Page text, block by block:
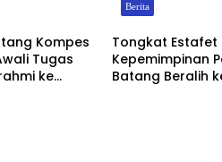
Kompes
Tugas
ke
Berita
Tongkat Estafet
Kepemimpinan
Batang Beralih